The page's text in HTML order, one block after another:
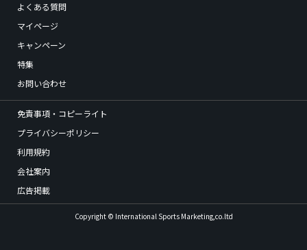
よくある質問
マイページ
キャンペーン
特集
お問い合わせ
免責事項・コピーライト
プライバシーポリシー
利用規約
会社案内
広告掲載
Copyright © International Sports Marketing,co.ltd